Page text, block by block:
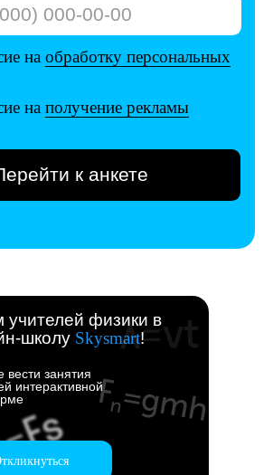
к анкете
физики в
школу Skysmart!
вести занятия
интерактивной